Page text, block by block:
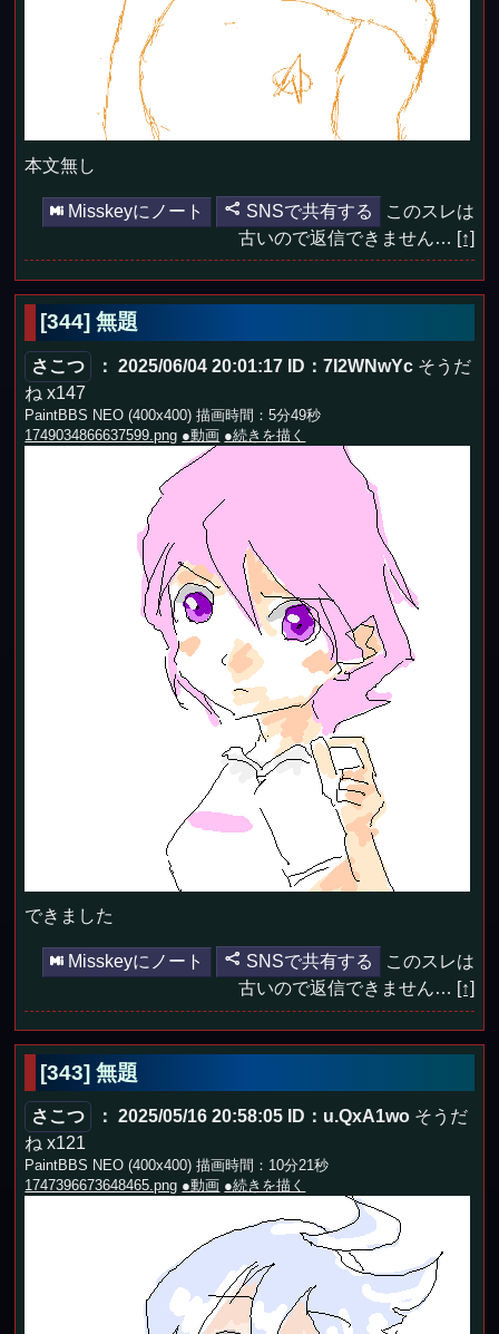
本文無し
Misskeyにノート SNSで共有する
このスレは
古いので返信できません… [↑]
[344] 無題
さこつ ： 2025/06/04 20:01:17 ID：7I2WNwYc そうだ
ね x147
PaintBBS NEO (400x400) 描画時間：5分49秒
1749034866637599.png ●動画 ●続きを描く
できました
Misskeyにノート SNSで共有する
このスレは
古いので返信できません… [↑]
[343] 無題
さこつ ： 2025/05/16 20:58:05 ID：u.QxA1wo そうだ
ね x121
PaintBBS NEO (400x400) 描画時間：10分21秒
1747396673648465.png ●動画 ●続きを描く